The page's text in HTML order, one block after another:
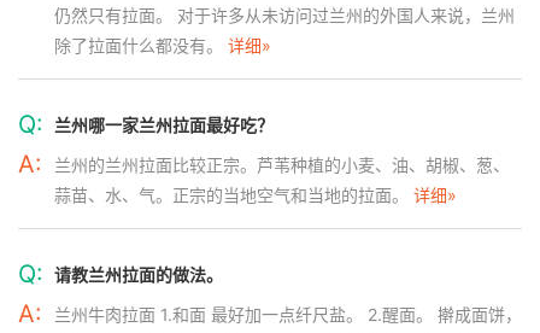
仍然只有拉面。 对于许多从未访问过兰州的外国人来说，兰州
除了拉面什么都没有。 详细»
Q: 兰州哪一家兰州拉面最好吃？
A:
兰州的兰州拉面比较正宗。芦苇种植的小麦、油、胡椒、葱、
蒜苗、水、气。正宗的当地空气和当地的拉面。 详细»
Q: 请教兰州拉面的做法。
A:
兰州牛肉拉面 1.和面 最好加一点纤尺盐。 2.醒面。 擀成面饼，